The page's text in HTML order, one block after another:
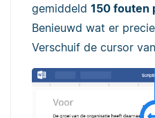
gemiddeld 150 fouten
Benieuwd wat er
Verschuif de cursor